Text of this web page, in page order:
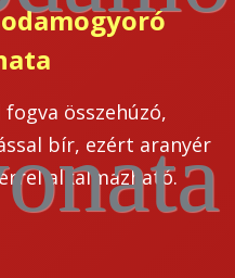
összehúzó,
bír, ezért aranyér
alkalmazható.